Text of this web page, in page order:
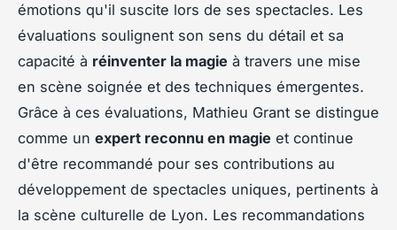
émotions qu'il suscite lors de ses spectacles. Les
évaluations soulignent son sens du détail et sa
capacité à réinventer la magie à travers une mise
en scène soignée et des techniques émergentes.
Grâce à ces évaluations, Mathieu Grant se distingue
comme un expert reconnu en magie et continue
d'être recommandé pour ses contributions au
développement de spectacles uniques, pertinents à
la scène culturelle de Lyon. Les recommandations